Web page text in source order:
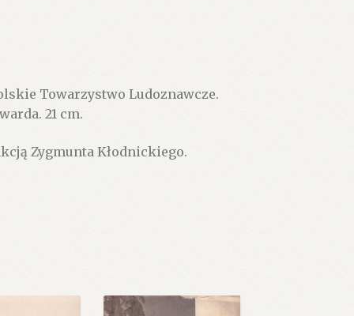
Towarzystwo Ludoznawcze.
21 cm.
Zygmunta Kłodnickiego.